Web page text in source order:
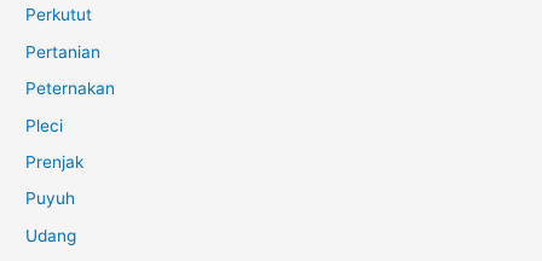
Perkutut
Pertanian
Peternakan
Pleci
Prenjak
Puyuh
Udang